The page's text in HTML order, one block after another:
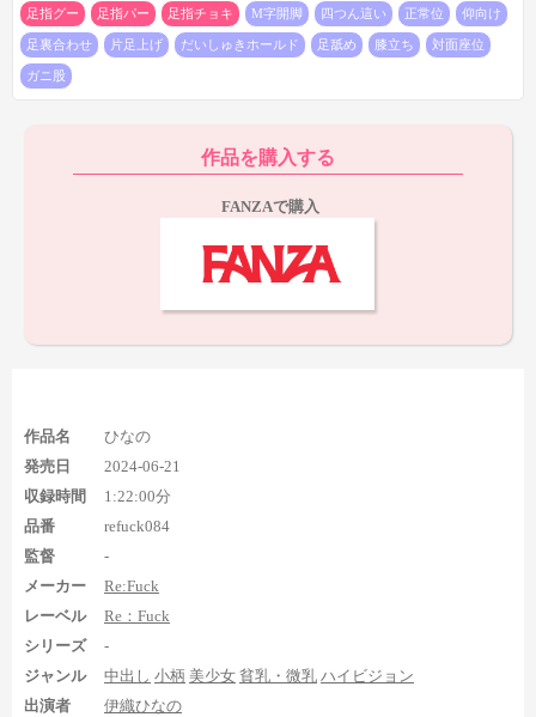
2シーン目のフェラシーンでは、四つん這いと膝立ちの足裏が
まず1:01:09の四つん這いフェラシーンで両足の足指グー
1:03:39の膝立ちフェラでも両足の足裏
1シーン目の四つん這い足裏よりも全体がよく見えているうえ、
少し長く続くようになっているので、上位互換といっても良いシ
足指グー 足指パー 足指チョキ M字開脚 四つん這い 正常位 仰向け
足裏合わせ 片足上げ だいしゅきホールド 足舐め 膝立ち 対面座位
ガニ股
作品を購入する
FANZAで購入
作品名
ひなの
発売日
2024-06-21
収録時間
1:22:00分
品番
refuck084
監督
-
メーカー
Re:Fuck
レーベル
Re：Fuck
シリーズ
-
ジャンル
中出し 小柄 美少女 貧乳・微乳 ハイビジョン
出演者
伊織ひなの